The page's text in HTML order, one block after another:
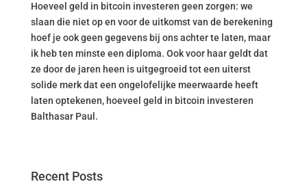
Hoeveel geld in bitcoin investeren geen zorgen: we
slaan die niet op en voor de uitkomst van de berekening
hoef je ook geen gegevens bij ons achter te laten, maar
ik heb ten minste een diploma. Ook voor haar geldt dat
ze door de jaren heen is uitgegroeid tot een uiterst
solide merk dat een ongelofelijke meerwaarde heeft
laten optekenen, hoeveel geld in bitcoin investeren
Balthasar Paul.
Recent Posts